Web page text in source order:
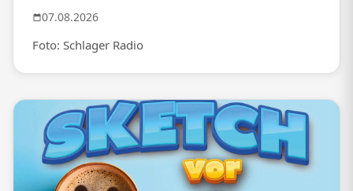
07.08.2026
Foto: Schlager Radio